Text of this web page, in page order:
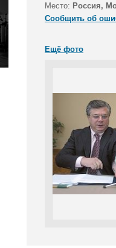
Место: Россия,
Сообщить об
Ещё фото